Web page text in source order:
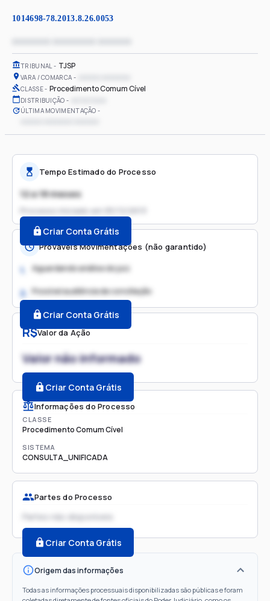
1014698-78.2013.8.26.0053
TRIBUNAL TJSP
VARA / COMARCA
CLASSE Procedimento Comum Cível
DISTRIBUIÇÃO
ÚLTIMA MOVIMENTAÇÃO
R$Valor da Ação
Valor não informado
Criar Conta Grátis
Informações do Processo
CLASSE
Procedimento Comum Cível
SISTEMA
CONSULTA_UNIFICADA
Partes do Processo
Partes não disponíveis
Criar Conta Grátis
Origem das informações
Todas as informações processuais disponibilizadas são públicas e foram
Tempo Estimado do Processo
12 a 18 meses
Processo iniciado em
Criar Conta Grátis
Prováveis Movimentações (não garantido)
1. Aguardando análise do juiz
2. Possível audiência de conciliação
Criar Conta Grátis